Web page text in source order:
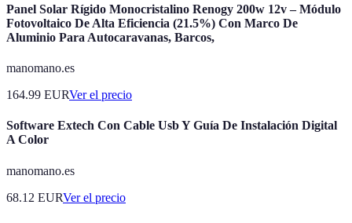
Panel Solar Rígido Monocristalino Renogy 200w 12v – Módulo
Fotovoltaico De Alta Eficiencia (21.5%) Con Marco De
Aluminio Para Autocaravanas, Barcos,
manomano.es
164.99 EURVer el precio
Software Extech Con Cable Usb Y Guía De Instalación Digital
A Color
manomano.es
68.12 EURVer el precio